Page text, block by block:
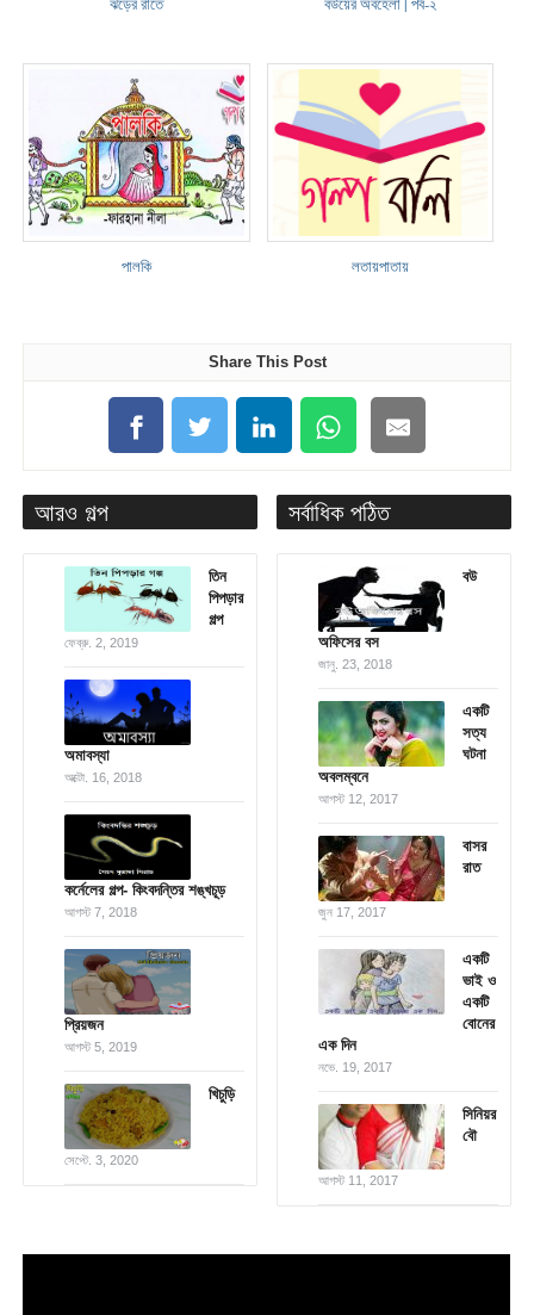
পালকি লতায়পাতায়
Share This Post
আরও গল্প
তিন
পিপড়ার
গল্প
ফেব্রু. 2, 2019
অমাবস্যা
অক্টো. 16, 2018
কর্নেলের গল্প- কিংবদন্তির শঙ্খচূড়
আগস্ট 7, 2018
প্রিয়জন
আগস্ট 5, 2019
খিচুড়ি
সেপ্টে. 3, 2020
সর্বাধিক পঠিত
বউ
অফিসের বস
জানু. 23, 2018
একটি
সত্য
ঘটনা
অবলম্বনে
আগস্ট 12, 2017
বাসর
রাত
জুন 17, 2017
একটি
ভাই ও
একটি
বোনের
এক দিন
নভে. 19, 2017
সিনিয়র
বৌ
আগস্ট 11, 2017